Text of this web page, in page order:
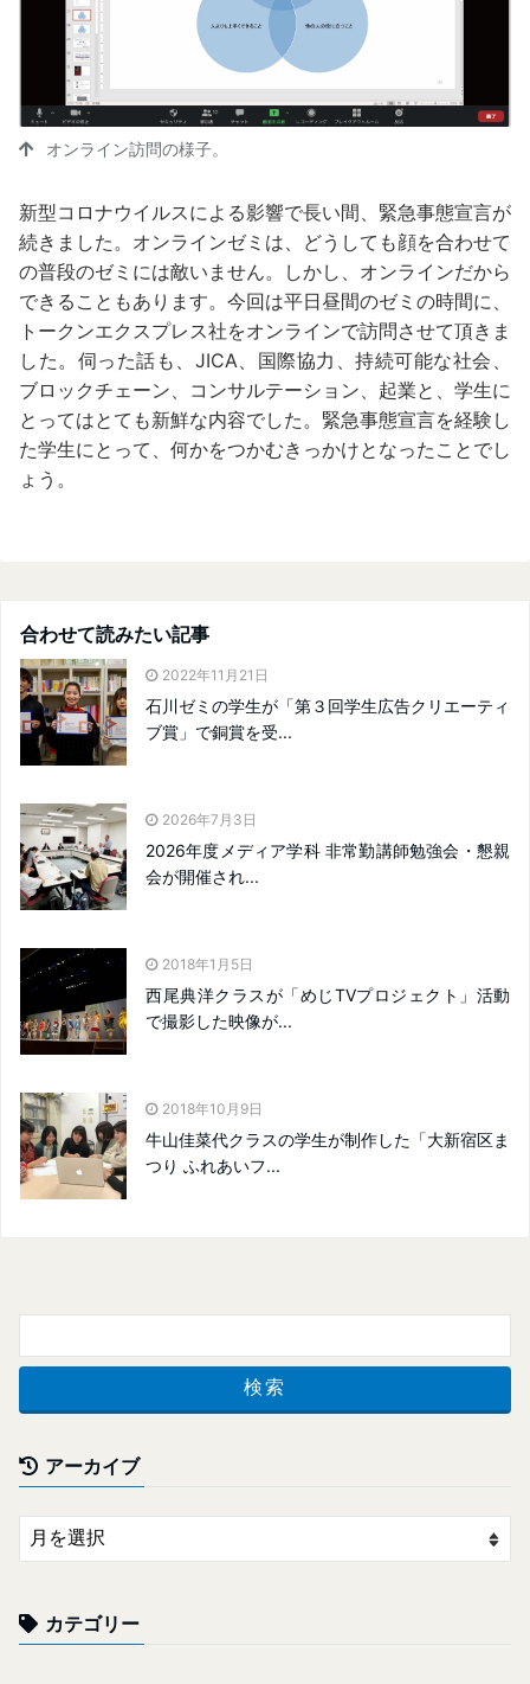
オンライン訪問の様子。
新型コロナウイルスによる影響で長い間、緊急事態宣言が
続きました。オンラインゼミは、どうしても顔を合わせて
の普段のゼミには敵いません。しかし、オンラインだから
できることもあります。今回は平日昼間のゼミの時間に、
トークンエクスプレス社をオンラインで訪問させて頂きま
した。伺った話も、JICA、国際協力、持続可能な社会、
ブロックチェーン、コンサルテーション、起業と、学生に
とってはとても新鮮な内容でした。緊急事態宣言を経験し
た学生にとって、何かをつかむきっかけとなったことでし
ょう。
合わせて読みたい記事
2022年11月21日
石川ゼミの学生が「第３回学生広告クリエーティ
ブ賞」で銅賞を受...
2026年7月3日
2026年度メディア学科 非常勤講師勉強会・懇親
会が開催され...
2018年1月5日
西尾典洋クラスが「めじTVプロジェクト」活動
で撮影した映像が...
2018年10月9日
牛山佳菜代クラスの学生が制作した「大新宿区ま
つり ふれあいフ...
アーカイブ
カテゴリー